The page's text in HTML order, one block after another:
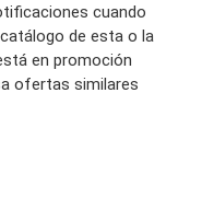
cuando
de esta o la
en promoción
ofertas similares